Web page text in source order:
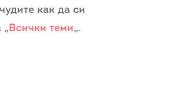
как да си
„Всички теми„.